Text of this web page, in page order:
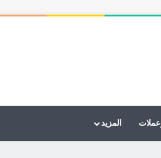
المزيد